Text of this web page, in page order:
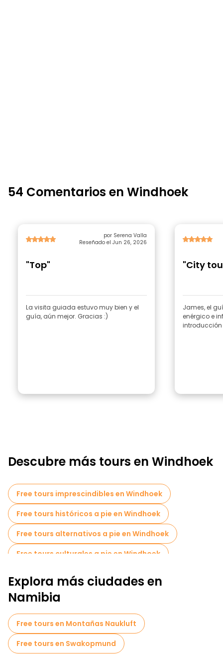
54 Comentarios en Windhoek
por Serena Valla
Reseñado el Jun 26, 2026
"Top"
La visita guiada estuvo muy bien y el
guía, aún mejor. Gracias :)
"City
James, el
enérgico e
Descubre más tours en Windhoek
Free tours imprescindibles en Windhoek
Free tours históricos a pie en Windhoek
Free tours alternativos a pie en Windhoek
Free tours culturales a pie en Windhoek
Free tours a pie para familias en Windhoek
Museos en Windhoek
Tours mercados en Windhoek
Tours de degustación locales en Windhoek
Free tours de un día en Windhoek
Explora más ciudades en
Namibia
Free tours en Montañas Naukluft
Free tours en Swakopmund